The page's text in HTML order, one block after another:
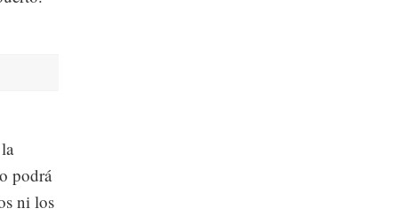
podrá
ni los